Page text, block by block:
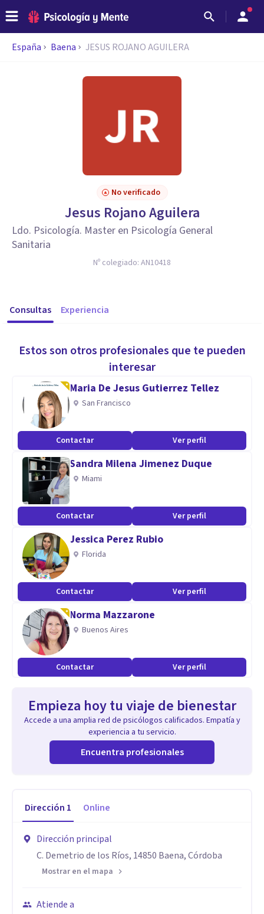
España Baena JESUS ROJANO AGUILERA
No verificado
Jesus Rojano Aguilera
Ldo. Psicología. Master en Psicología General
Sanitaria
Nº colegiado: AN10418
Consultas Experiencia
Estos son otros profesionales que te pueden
interesar
Maria De Jesus Gutierrez Tellez
San Francisco
Contactar Ver perfil
Sandra Milena Jimenez Duque
Miami
Contactar Ver perfil
Jessica Perez Rubio
Florida
Contactar Ver perfil
Norma Mazzarone
Buenos Aires
Contactar Ver perfil
Empieza hoy tu viaje de bienestar
Accede a una amplia red de psicólogos calificados. Empatía y
experiencia a tu servicio.
Encuentra profesionales
Dirección 1 Online
Dirección principal
C. Demetrio de los Ríos, 14850 Baena, Córdoba
Mostrar en el mapa
Atiende a